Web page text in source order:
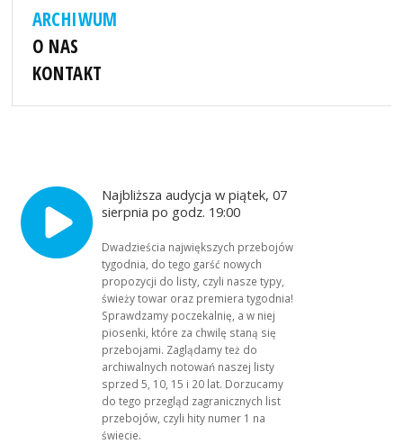
ARCHIWUM
O NAS
KONTAKT
Najbliższa audycja w piątek, 07
sierpnia po godz. 19:00
Dwadzieścia największych przebojów
tygodnia, do tego garść nowych
propozycji do listy, czyli nasze typy,
świeży towar oraz premiera tygodnia!
Sprawdzamy poczekalnię, a w niej
piosenki, które za chwilę staną się
przebojami. Zaglądamy też do
archiwalnych notowań naszej listy
sprzed 5, 10, 15 i 20 lat. Dorzucamy
do tego przegląd zagranicznych list
przebojów, czyli hity numer 1 na
świecie.